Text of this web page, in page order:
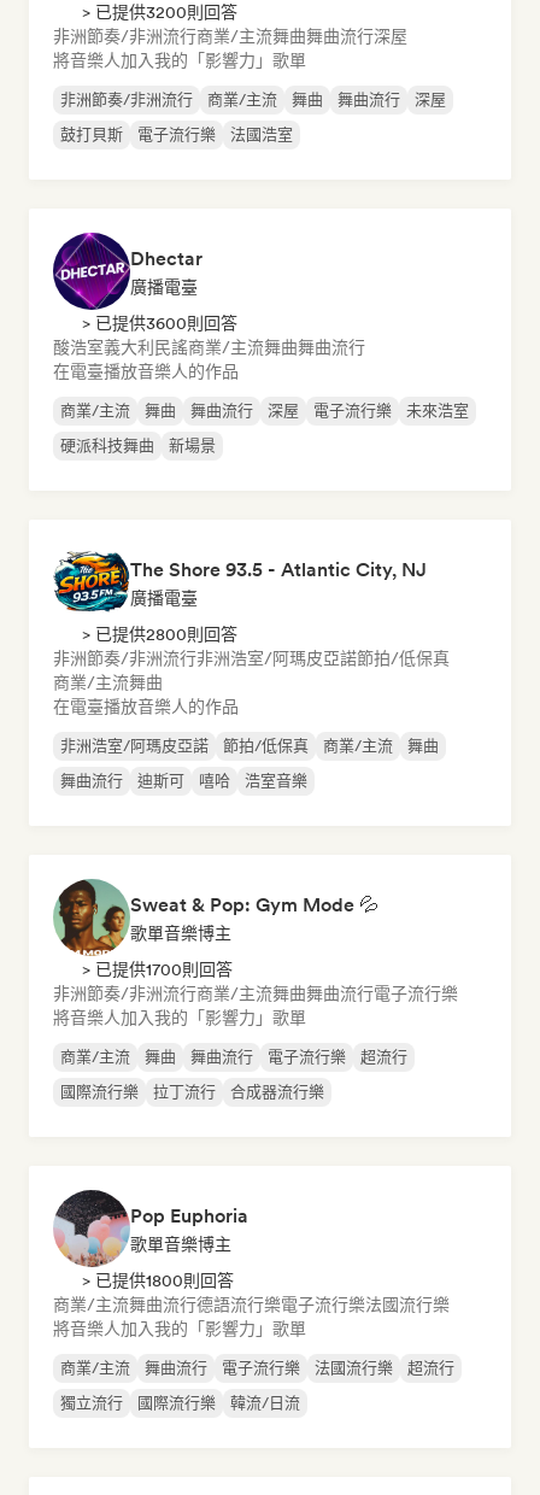
> 已提供3200則回答
非洲節奏/非洲流行商業/主流舞曲舞曲流行深屋
將音樂人加入我的「影響力」歌單
非洲節奏/非洲流行 商業/主流 舞曲 舞曲流行
深屋
鼓打貝斯
電子流行樂 法國浩室
Dhectar
廣播電臺
> 已提供3600則回答
酸浩室義大利民謠商業/主流舞曲舞曲流行
在電臺播放音樂人的作品
商業/主流 舞曲 舞曲流行 深屋 電子流行樂
未來浩室
硬派科技舞曲
新場景
The Shore 93.5 - Atlantic City, NJ
廣播電臺
> 已提供2800則回答
非洲節奏/非洲流行非洲浩室/阿瑪皮亞諾節拍/低保真
商業/主流舞曲
在電臺播放音樂人的作品
非洲浩室/阿瑪皮亞諾 節拍/低保真 商業/主流
舞曲
舞曲流行
迪斯可 嘻哈 浩室音樂
Sweat & Pop: Gym Mode 💦
歌單音樂博主
> 已提供1700則回答
非洲節奏/非洲流行商業/主流舞曲舞曲流行電子流行樂
將音樂人加入我的「影響力」歌單
商業/主流 舞曲 舞曲流行 電子流行樂
超流行
國際流行樂
拉丁流行 合成器流行樂
Pop Euphoria
歌單音樂博主
> 已提供1800則回答
商業/主流舞曲流行德語流行樂電子流行樂法國流行樂
將音樂人加入我的「影響力」歌單
商業/主流 舞曲流行 電子流行樂 法國流行樂
超流行
獨立流行
國際流行樂 韓流/日流